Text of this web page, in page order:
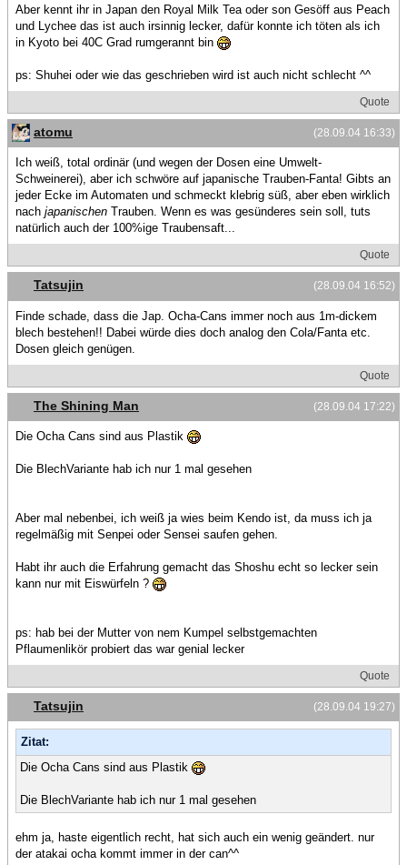
Aber kennt ihr in Japan den Royal Milk Tea oder son Gesöff aus Peach
und Lychee das ist auch irsinnig lecker, dafür konnte ich töten als ich
in Kyoto bei 40C Grad rumgerannt bin
ps: Shuhei oder wie das geschrieben wird ist auch nicht schlecht ^^
Quote
(28.09.04 16:33)
atomu
Ich weiß, total ordinär (und wegen der Dosen eine Umwelt-
Schweinerei), aber ich schwöre auf japanische Trauben-Fanta! Gibts an
jeder Ecke im Automaten und schmeckt klebrig süß, aber eben wirklich
nach japanischen Trauben. Wenn es was gesünderes sein soll, tuts
natürlich auch der 100%ige Traubensaft...
Quote
(28.09.04 16:52)
Tatsujin
Finde schade, dass die Jap. Ocha-Cans immer noch aus 1m-dickem
blech bestehen!! Dabei würde dies doch analog den Cola/Fanta etc.
Dosen gleich genügen.
Quote
(28.09.04 17:22)
The Shining Man
Die Ocha Cans sind aus Plastik
Die BlechVariante hab ich nur 1 mal gesehen
Aber mal nebenbei, ich weiß ja wies beim Kendo ist, da muss ich ja
regelmäßig mit Senpei oder Sensei saufen gehen.
Habt ihr auch die Erfahrung gemacht das Shoshu echt so lecker sein
kann nur mit Eiswürfeln ?
ps: hab bei der Mutter von nem Kumpel selbstgemachten
Pflaumenlikör probiert das war genial lecker
Quote
(28.09.04 19:27)
Tatsujin
Zitat:
Die Ocha Cans sind aus Plastik
Die BlechVariante hab ich nur 1 mal gesehen
ehm ja, haste eigentlich recht, hat sich auch ein wenig geändert. nur
der atakai ocha kommt immer in der can^^